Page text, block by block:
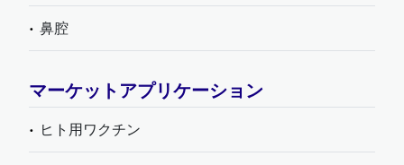
鼻腔
マーケットアプリケーション
ヒト用ワクチン